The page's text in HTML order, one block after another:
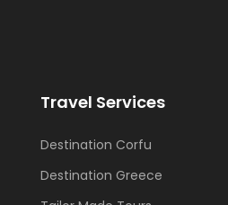
Travel Services
Destination Corfu
Destination Greece